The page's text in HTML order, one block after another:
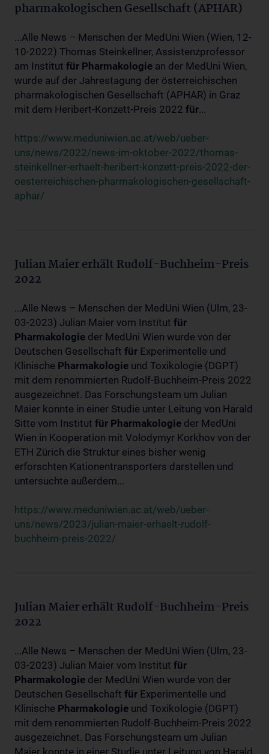
pharmakologischen Gesellschaft (APHAR)
...Alle News – Menschen der MedUni Wien (Wien, 12-
10-2022) Thomas Steinkellner, Assistenzprofessor
am Institut für Pharmakologie an der MedUni Wien,
wurde auf der Jahrestagung der österreichischen
pharmakologischen Gesellschaft (APHAR) in Graz
mit dem Heribert-Konzett-Preis 2022 für...
https://www.meduniwien.ac.at/web/ueber-
uns/news/2022/news-im-oktober-2022/thomas-
steinkellner-erhaelt-heribert-konzett-preis-2022-der-
oesterreichischen-pharmakologischen-gesellschaft-
aphar/
Julian Maier erhält Rudolf-Buchheim-Preis
2022
...Alle News – Menschen der MedUni Wien (Ulm, 23-
03-2023) Julian Maier vom Institut für
Pharmakologie der MedUni Wien wurde von der
Deutschen Gesellschaft für Experimentelle und
Klinische Pharmakologie und Toxikologie (DGPT)
mit dem renommierten Rudolf-Buchheim-Preis 2022
ausgezeichnet. Das Forschungsteam um Julian
Maier konnte in einer Studie unter Leitung von Harald
Sitte vom Institut für Pharmakologie der MedUni
Wien in Kooperation mit Volodymyr Korkhov von der
ETH Zürich die Struktur eines bisher wenig
erforschten Kationentransporters darstellen und
untersuchte außerdem...
https://www.meduniwien.ac.at/web/ueber-
uns/news/2023/julian-maier-erhaelt-rudolf-
buchheim-preis-2022/
Julian Maier erhält Rudolf-Buchheim-Preis
2022
...Alle News – Menschen der MedUni Wien (Ulm, 23-
03-2023) Julian Maier vom Institut für
Pharmakologie der MedUni Wien wurde von der
Deutschen Gesellschaft für Experimentelle und
Klinische Pharmakologie und Toxikologie (DGPT)
mit dem renommierten Rudolf-Buchheim-Preis 2022
ausgezeichnet. Das Forschungsteam um Julian
Maier konnte in einer Studie unter Leitung von Harald